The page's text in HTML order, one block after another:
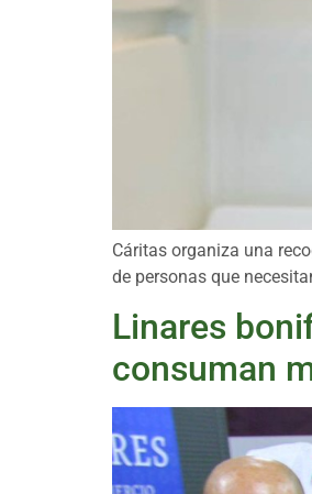
Cáritas organiza una
de personas que
Linares
consuman